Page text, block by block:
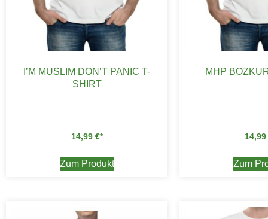
I’M MUSLIM DON’T PANIC T-
SHIRT
14,99 €
Zum Produkt
MHP
14,99
Zum